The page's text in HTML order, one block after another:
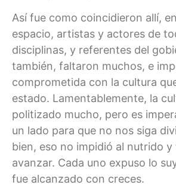
Así fue como coincidieron allí,
espacio, artistas y actores de
disciplinas, y referentes del
también, faltaron muchos, e
comprometida con la cultura
estado. Lamentablemente, la
politizado mucho, pero es
un lado para que no nos siga
bien, eso no impidió al nutrido
avanzar. Cada uno expuso lo
fue alcanzado con creces.